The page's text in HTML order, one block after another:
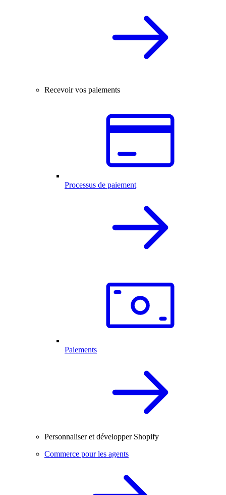
Recevoir vos paiements
Processus de paiement
Paiements
Personnaliser et développer Shopify
Commerce pour les agents